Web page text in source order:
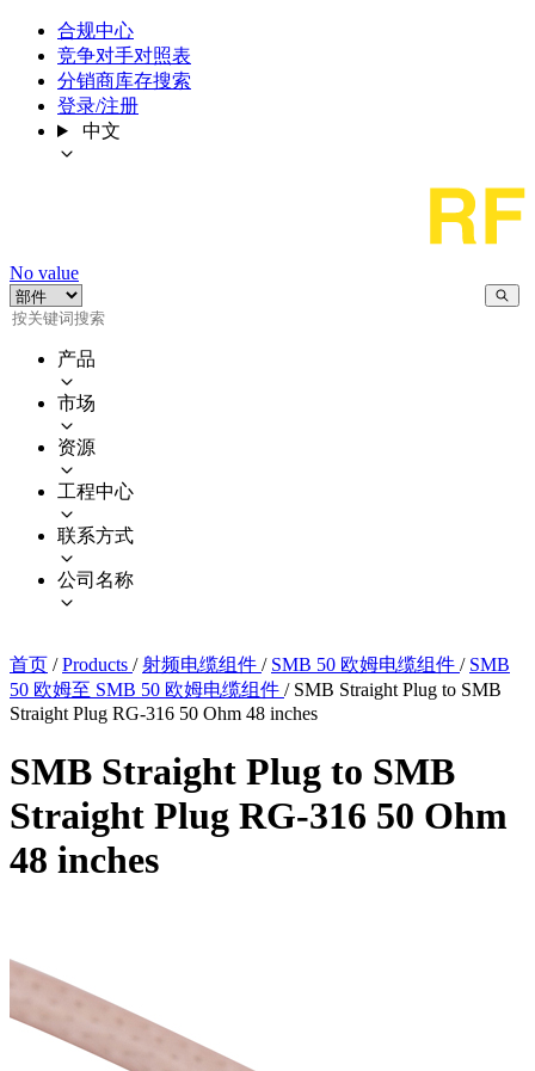
合规中心
竞争对手对照表
分销商库存搜索
登录/注册
中文
No value
产品
市场
资源
工程中心
联系方式
公司名称
首页 / Products / 射频电缆组件 / SMB 50 欧姆电缆组件 / SMB
50 欧姆至 SMB 50 欧姆电缆组件 / SMB Straight Plug to SMB
Straight Plug RG-316 50 Ohm 48 inches
SMB Straight Plug to SMB
Straight Plug RG-316 50 Ohm
48 inches